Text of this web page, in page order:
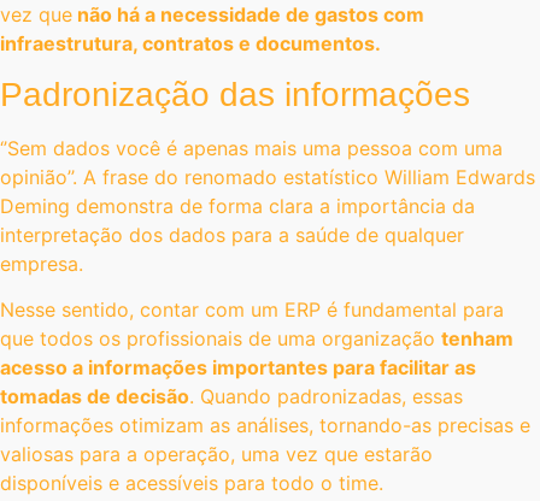
vez que não há a necessidade de gastos com
infraestrutura, contratos e documentos.
Padronização das informações
‘’Sem dados você é apenas mais uma pessoa com uma
opinião’’. A frase do renomado estatístico William Edwards
Deming demonstra de forma clara a importância da
interpretação dos dados para a saúde de qualquer
empresa.
Nesse sentido, contar com um ERP é fundamental para
que todos os profissionais de uma organização tenham
acesso a informações importantes para facilitar as
tomadas de decisão. Quando padronizadas, essas
informações otimizam as análises, tornando-as precisas e
valiosas para a operação, uma vez que estarão
disponíveis e acessíveis para todo o time.